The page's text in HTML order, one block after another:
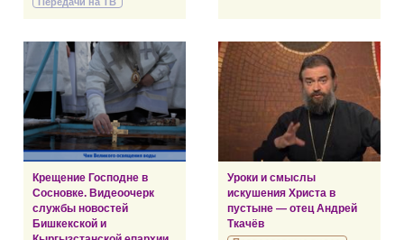
Крещение Господне в
Сосновке. Видеоочерк
службы новостей
Бишкекской и
Уроки и смыслы
искушения Христа в
пустыне — отец Андрей
Ткачёв